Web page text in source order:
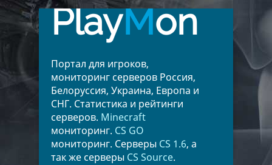
PlayMon
Портал для игроков,
мониторинг серверов Россия,
Белоруссия, Украина, Европа и
СНГ. Статистика и рейтинги
серверов. Minecraft
мониторинг. CS GO
мониторинг. Серверы CS 1.6, а
так же серверы CS Source.